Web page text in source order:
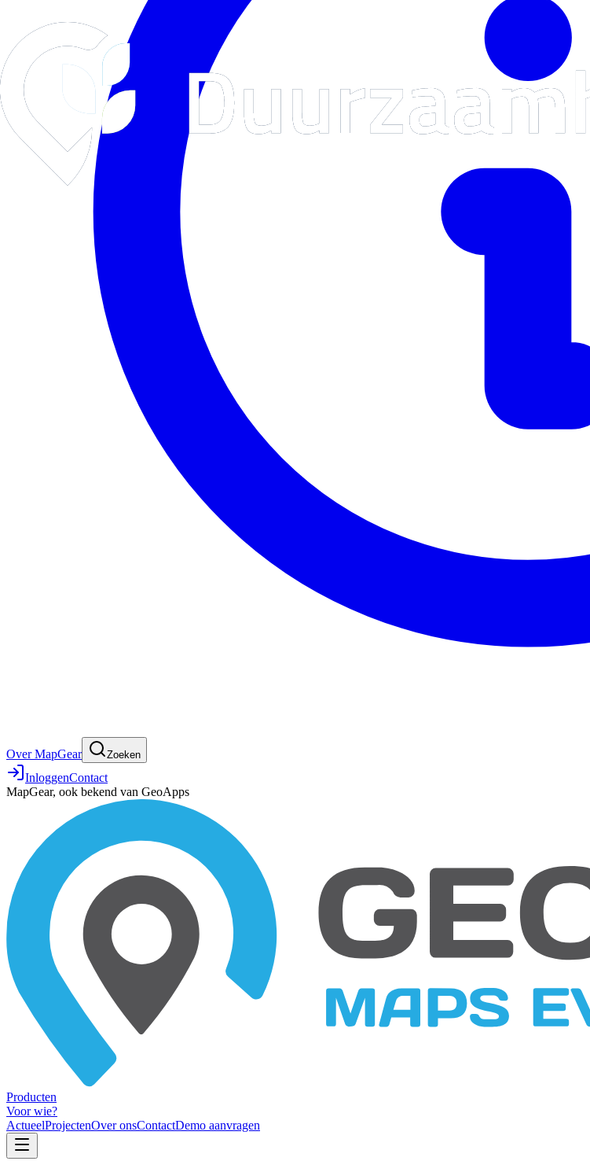
Over MapGear Zoeken
InloggenContact
MapGear, ook bekend van GeoApps
Producten
Voor wie?
ActueelProjectenOver onsContactDemo aanvragen